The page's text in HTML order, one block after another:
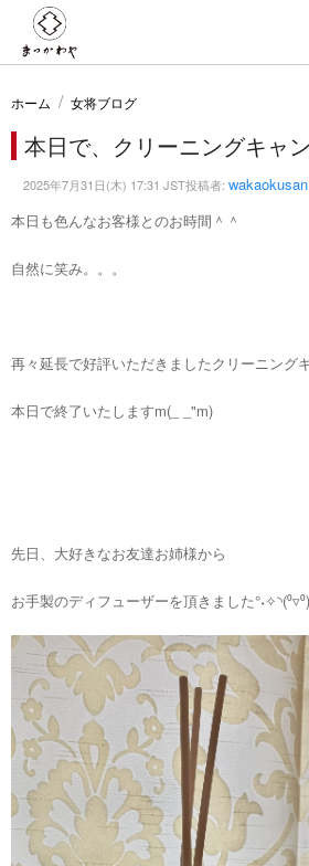
ホーム 女将ブログ
本日で、クリーニングキャ
2025年7月31日(木) 17:31 JST投稿者: wakaokusan
本日も色んなお客様とのお時間＾＾
自然に笑み。。。
再々延長で好評いただきましたクリーニング
本日で終了いたしますm(_ _"m)
先日、大好きなお友達お姉様から
お手製のディフューザーを頂きました